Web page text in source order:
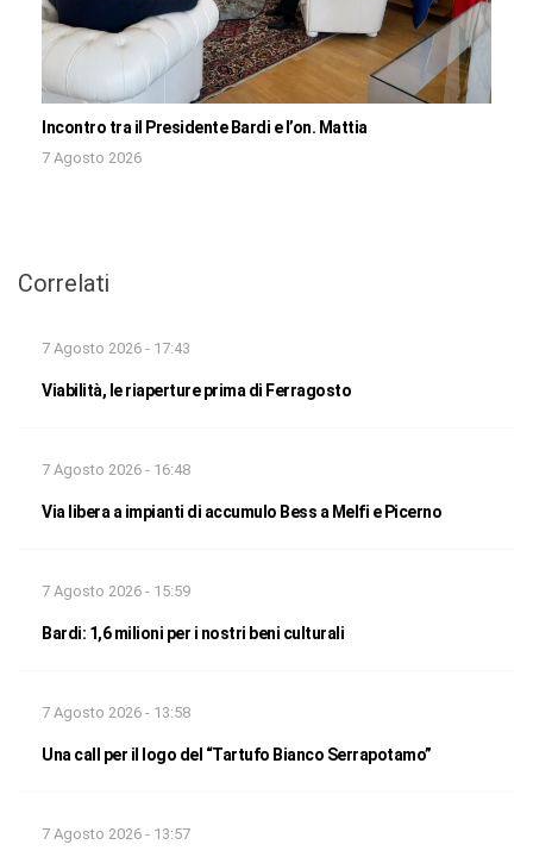
Incontro tra il Presidente Bardi e l’on. Mattia
7 Agosto 2026
Correlati
7 Agosto 2026 - 17:43
Viabilità, le riaperture prima di Ferragosto
7 Agosto 2026 - 16:48
Via libera a impianti di accumulo Bess a Melfi e Picerno
7 Agosto 2026 - 15:59
Bardi: 1,6 milioni per i nostri beni culturali
7 Agosto 2026 - 13:58
Una call per il logo del “Tartufo Bianco Serrapotamo”
7 Agosto 2026 - 13:57